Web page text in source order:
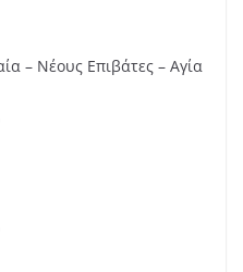
– Νέους Επιβάτες – Αγία